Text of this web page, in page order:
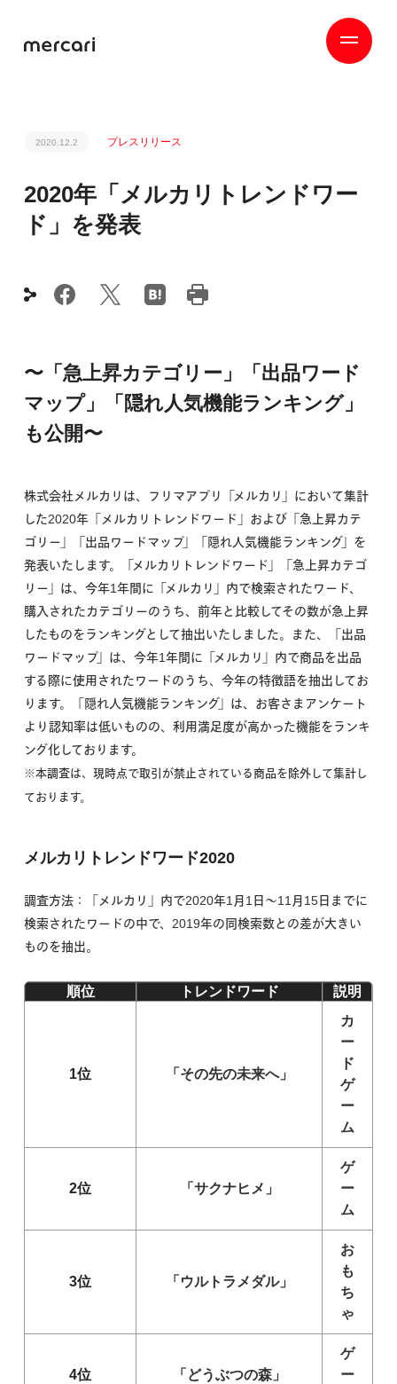
2020.12.2 プレスリリース
2020年「メルカリトレンドワー
ド」を発表
〜「急上昇カテゴリー」「出品ワード
マップ」「隠れ人気機能ランキング」
も公開〜
株式会社メルカリは、フリマアプリ「メルカリ」において集計
した2020年「メルカリトレンドワード」および「急上昇カテ
ゴリー」「出品ワードマップ」「隠れ人気機能ランキング」を
発表いたします。「メルカリトレンドワード」「急上昇カテゴ
リー」は、今年1年間に「メルカリ」内で検索されたワード、
購入されたカテゴリーのうち、前年と比較してその数が急上昇
したものをランキングとして抽出いたしました。また、「出品
ワードマップ」は、今年1年間に「メルカリ」内で商品を出品
する際に使用されたワードのうち、今年の特徴語を抽出してお
ります。「隠れ人気機能ランキング」は、お客さまアンケート
より認知率は低いものの、利用満足度が高かった機能をランキ
ング化しております。
※本調査は、現時点で取引が禁止されている商品を除外して集計し
ております。
メルカリトレンドワード2020
調査方法：「メルカリ」内で2020年1月1日〜11月15日までに
検索されたワードの中で、2019年の同検索数との差が大きい
ものを抽出。
順位 トレンドワード 説明
1位 「その先の未来へ」
カ
ー
ド
ゲ
ー
ム
2位 「サクナヒメ」
ゲ
ー
ム
3位 「ウルトラメダル」
お
も
ち
ゃ
4位 「どうぶつの森」
ゲ
ー